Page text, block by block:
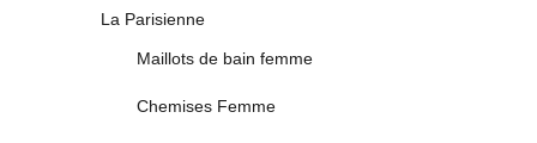
La Parisienne
Maillots de bain femme
Chemises Femme